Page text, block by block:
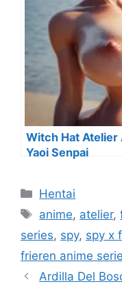
Witch Hat Atelier
Yaoi Senpai
Categorías
Hentai
Etiquetas
anime, atelier,
series, spy, spy x
frieren anime
Ardilla Del